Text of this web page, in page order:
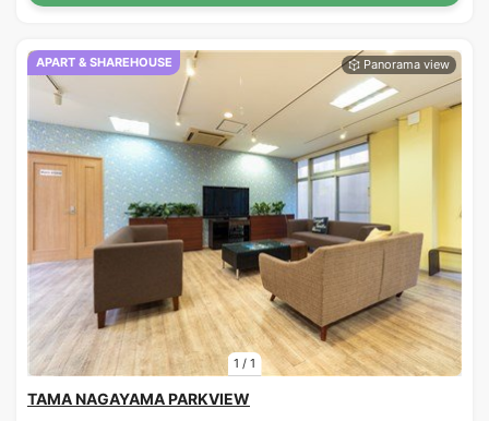
1 / 1
APART & SHAREHOUSE
TAMA NAGAYAMA PARKVIEW